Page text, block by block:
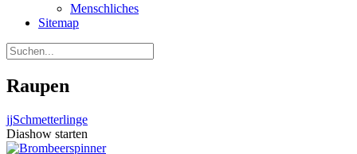
Menschliches
Sitemap
Raupen
jjSchmetterlinge
Diashow starten